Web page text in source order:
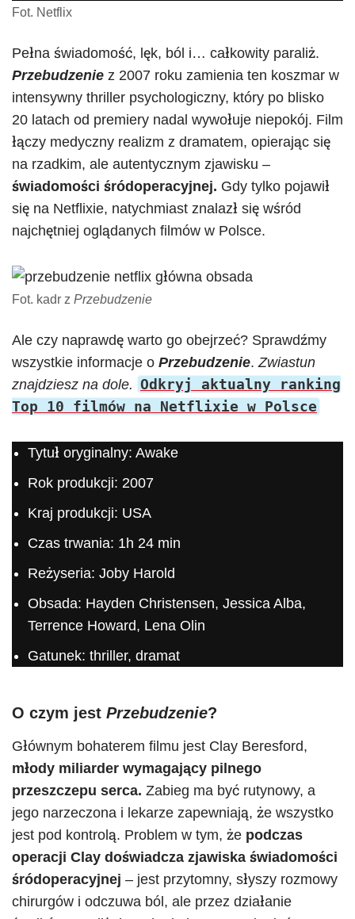
Fot. Netflix
Pełna świadomość, lęk, ból i… całkowity paraliż.
Przebudzenie z 2007 roku zamienia ten koszmar w
intensywny thriller psychologiczny, który po blisko
20 latach od premiery nadal wywołuje niepokój. Film
łączy medyczny realizm z dramatem, opierając się
na rzadkim, ale autentycznym zjawisku –
świadomości śródoperacyjnej. Gdy tylko pojawił
się na Netflixie, natychmiast znalazł się wśród
najchętniej oglądanych filmów w Polsce.
Fot. kadr z Przebudzenie
Ale czy naprawdę warto go obejrzeć? Sprawdźmy
wszystkie informacje o Przebudzenie. Zwiastun
znajdziesz na dole. Odkryj aktualny ranking
Top 10 filmów na Netflixie w Polsce
Tytuł oryginalny: Awake
Rok produkcji: 2007
Kraj produkcji: USA
Czas trwania: 1h 24 min
Reżyseria: Joby Harold
Obsada: Hayden Christensen, Jessica Alba,
Terrence Howard, Lena Olin
Gatunek: thriller, dramat
O czym jest Przebudzenie?
Głównym bohaterem filmu jest Clay Beresford,
młody miliarder wymagający pilnego
przeszczepu serca. Zabieg ma być rutynowy, a
jego narzeczona i lekarze zapewniają, że wszystko
jest pod kontrolą. Problem w tym, że podczas
operacji Clay doświadcza zjawiska świadomości
śródoperacyjnej – jest przytomny, słyszy rozmowy
chirurgów i odczuwa ból, ale przez działanie